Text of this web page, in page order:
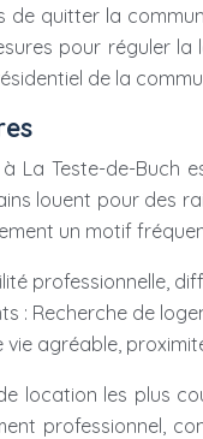
quitter la
pour réguler
de la
La Teste-de-Buch
louent pour des
un motif
professionnelle,
: Recherche de
vie agréable,
location les plus
professionnel,